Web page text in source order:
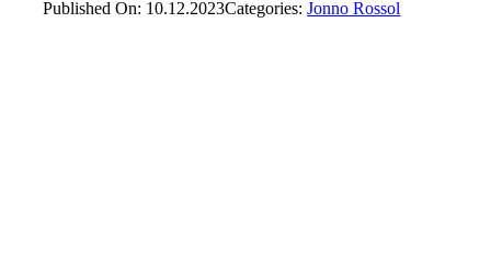
Published On: 10.12.2023Categories:Jonno Rossol